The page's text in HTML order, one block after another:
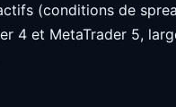
(conditions de
4 et MetaTrader 5,